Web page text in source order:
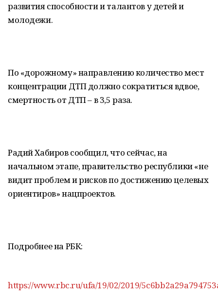
развития способности и талантов у детей и
молодежи.
По «дорожному» направлению количество мест
концентрации ДТП должно сократиться вдвое,
смертность от ДТП – в 3,5 раза.
Радий Хабиров сообщил, что сейчас, на
начальном этапе, правительство республики «не
видит проблем и рисков по достижению целевых
ориентиров» нацпроектов.
Подробнее на РБК:
https://www.rbc.ru/ufa/19/02/2019/